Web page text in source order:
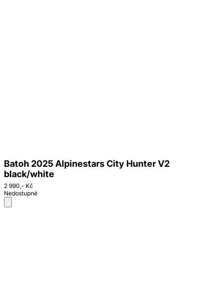
Batoh 2025 Alpinestars City Hunter V2
black/white
2 990,- Kč
Nedostupné